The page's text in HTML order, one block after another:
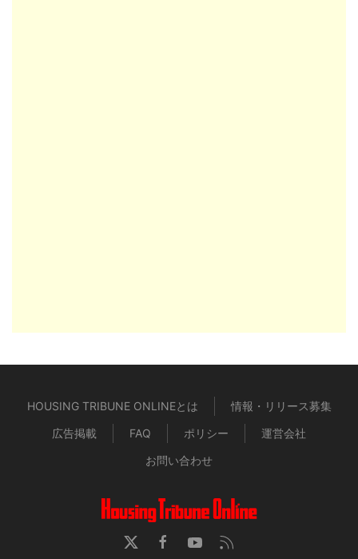
HOUSING TRIBUNE ONLINEとは
情報・リリース募集
広告掲載
FAQ ポリシー
運営会社
お問い合わせ